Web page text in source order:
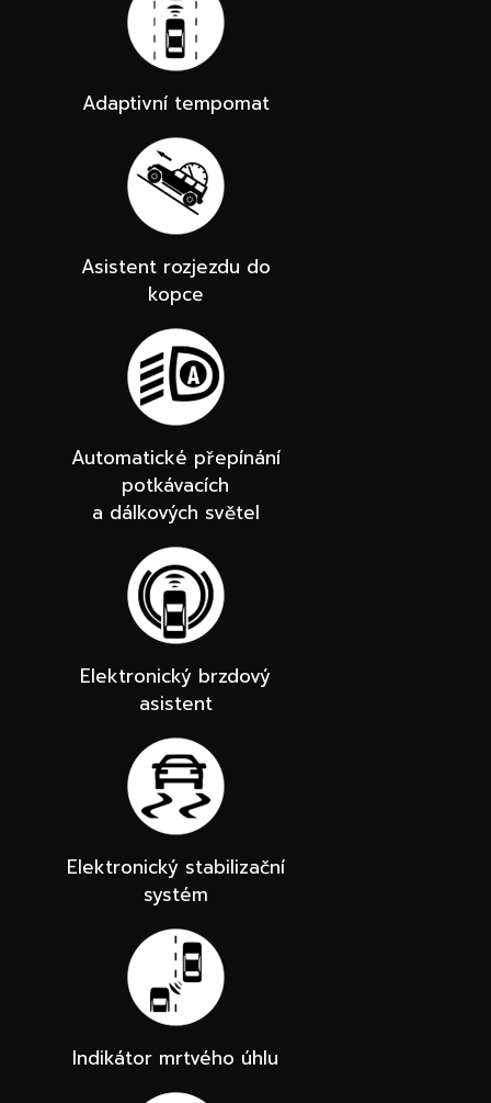
Adaptivní tempomat
Asistent rozjezdu do
kopce
Automatické přepínání
potkávacích
a dálkových světel
Elektronický brzdový
asistent
Elektronický stabilizační
systém
Indikátor mrtvého úhlu